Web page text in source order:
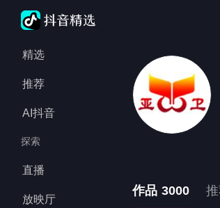
精选
推荐
AI抖音
探索
直播
放映厅
作品 3000